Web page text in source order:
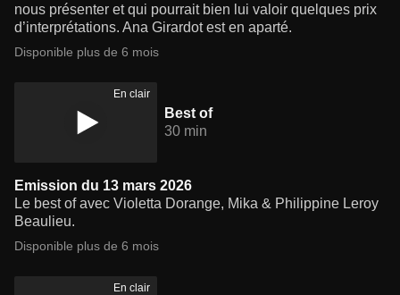
nous présenter et qui pourrait bien lui valoir quelques prix
d’interprétations. Ana Girardot est en aparté.
Disponible plus de 6 mois
En clair
Best of
30 min
Emission du 13 mars 2026
Le best of avec Violetta Dorange, Mika & Philippine Leroy
Beaulieu.
Disponible plus de 6 mois
En clair